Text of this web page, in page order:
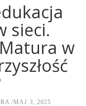
sieci.
w
MAJ 3, 2025